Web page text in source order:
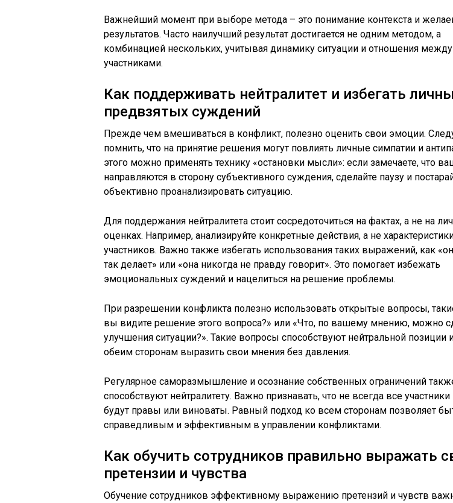
Важнейший момент при выборе метода – это понимание контекста и
результатов. Часто наилучший результат достигается не одним методом, а
комбинацией нескольких, учитывая динамику ситуации и отношения между
участниками.
Как поддерживать нейтралитет и избегать
предвзятых суждений
Прежде чем вмешиваться в конфликт, полезно оценить свои эмоции.
помнить, что на принятие решения могут повлиять личные симпатии и
этого можно применять технику «остановки мысли»: если замечаете, что
направляются в сторону субъективного суждения, сделайте паузу и
объективно проанализировать ситуацию.
Для поддержания нейтралитета стоит сосредоточиться на фактах, а не на
оценках. Например, анализируйте конкретные действия, а не
участников. Важно также избегать использования таких выражений, как
так делает» или «она никогда не правду говорит». Это помогает избежать
эмоциональных суждений и нацелиться на решение проблемы.
При разрешении конфликта полезно использовать открытые вопросы,
вы видите решение этого вопроса?» или «Что, по вашему мнению, можно
улучшения ситуации?». Такие вопросы способствуют нейтральной позиции
обеим сторонам выразить свои мнения без давления.
Регулярное саморазмышление и осознание собственных ограничений
способствуют нейтралитету. Важно признавать, что не всегда все
будут правы или виноваты. Равный подход ко всем сторонам позволяет
справедливым и эффективным в управлении конфликтами.
Как обучить сотрудников правильно выражать
претензии и чувства
Обучение сотрудников эффективному выражению претензий и чувств